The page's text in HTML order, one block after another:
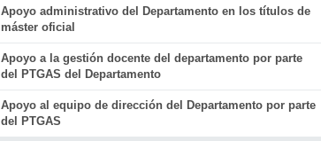
Apoyo administrativo del Departamento en los títulos de
máster oficial
Apoyo a la gestión docente del departamento por parte
del PTGAS del Departamento
Apoyo al equipo de dirección del Departamento por parte
del PTGAS